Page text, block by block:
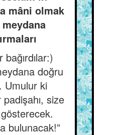
mâni olmak
bağırdılar:)
doğru
Umulur ki
size
bulunacak!”